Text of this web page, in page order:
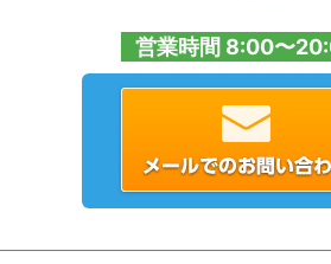
営業時間 8:00〜